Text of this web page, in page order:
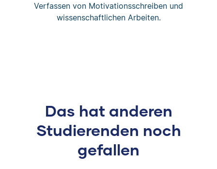
Verfassen von Motivationsschreiben und
wissenschaftlichen Arbeiten.
Das hat anderen
Studierenden noch
gefallen